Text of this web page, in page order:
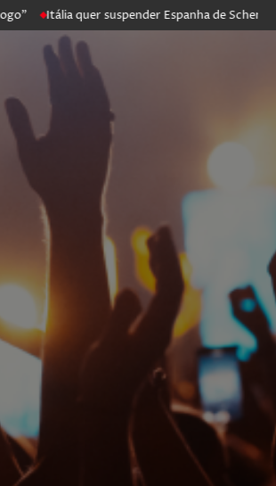
Itália quer suspender Espanha de Schengen.